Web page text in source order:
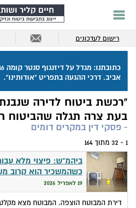
חיים קליר
ייצוג בתביעות ביטוח
רישום לעדכונים
אביב. דרכי ההגעה בתפריט "אודותינו".
"רכשת ביטוח לדירה
בעת צרה תגלה שהביטוח
- פסקי דין במקרים דומים
1 - 32 מתוך 164
ביהמ"ש: פיצוי מלא
כשהמשכיר הוא קרוב
19 לאפריל 2026
דירת המבוטח הוצפה. המבוטח מצא